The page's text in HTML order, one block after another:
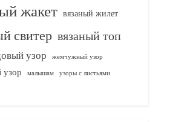
жакет вязаный жилет
свитер вязаный топ
узор жемчужный узор
узор малышам узоры с листьями